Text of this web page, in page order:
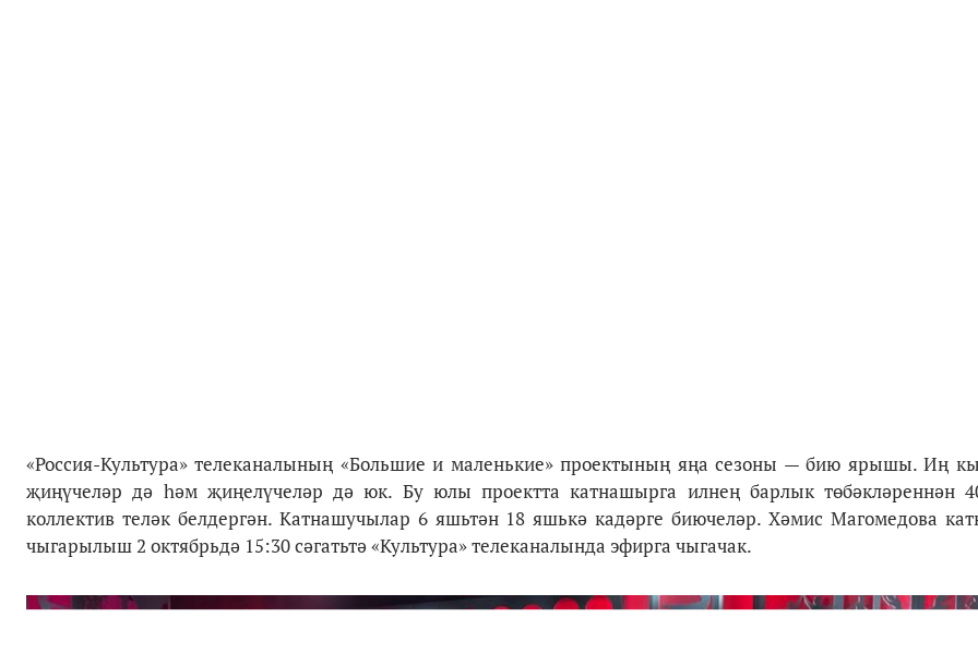
«Россия-Культура» телеканалының «Большие и маленькие» проектының яңа сезоны — бию ярышы. Иң
җиңүчеләр дә һәм җиңелүчеләр дә юк. Бу юлы проектта катнашырга илнең барлык төбәкләреннән
коллектив теләк белдергән. Катнашучылар 6 яшьтән 18 яшькә кадәрге биючеләр. Хәмис Магомедова
чыгарылыш 2 октябрьдә 15:30 сәгатьтә «Культура» телеканалында эфирга чыгачак.